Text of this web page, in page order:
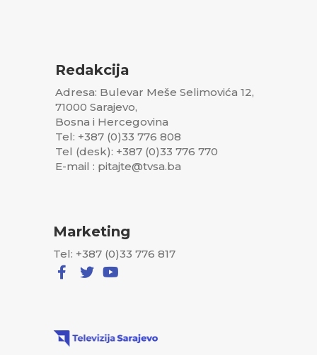
Redakcija
Adresa: Bulevar Meše Selimovića 12,
71000 Sarajevo,
Bosna i Hercegovina
Tel: +387 (0)33 776 808
Tel (desk): +387 (0)33 776 770
E-mail : pitajte@tvsa.ba
Marketing
Tel: +387 (0)33 776 817